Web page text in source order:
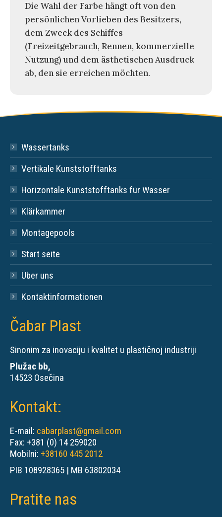
Die Wahl der Farbe hängt oft von den
persönlichen Vorlieben des Besitzers,
dem Zweck des Schiffes
(Freizeitgebrauch, Rennen, kommerzielle
Nutzung) und dem ästhetischen Ausdruck
ab, den sie erreichen möchten.
Wassertanks
Vertikale Kunststofftanks
Horizontale Kunststofftanks für Wasser
Klärkammer
Montagepools
Start seite
Über uns
Kontaktinformationen
Čabar Plast
Sinonim za inovaciju i kvalitet u plastičnoj industriji
Plužac bb,
14523 Osečina
Kontakt:
E-mail: cabarplast@gmail.com
Fax: +381 (0) 14 259020
Mobilni: +38160 445 2012
PIB 108928365 | MB 63802034
Pratite nas